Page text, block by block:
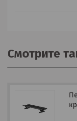
Смотрите